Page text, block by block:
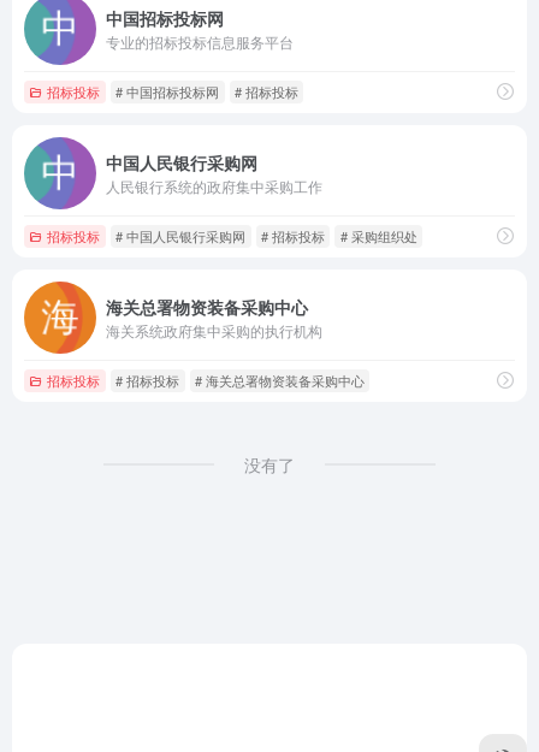
中国招标投标网
专业的招标投标信息服务平台
招标投标 # 中国招标投标网 # 招标投标
中国人民银行采购网
人民银行系统的政府集中采购工作
招标投标 # 中国人民银行采购网 # 招标投标 # 采购组织处
海关总署物资装备采购中心
海关系统政府集中采购的执行机构
招标投标 # 招标投标 # 海关总署物资装备采购中心
没有了